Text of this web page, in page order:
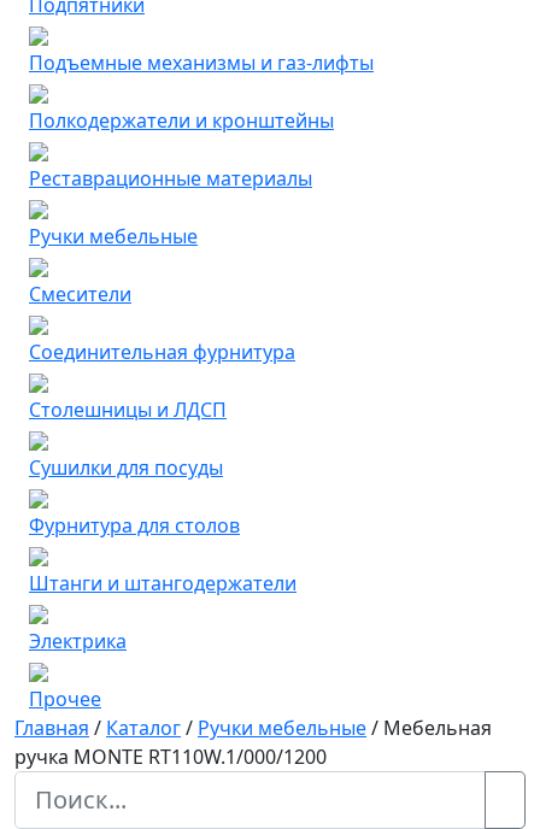
Подъемные механизмы и газ-лифты
Полкодержатели и кронштейны
Реставрационные материалы
Ручки мебельные
Смесители
Соединительная фурнитура
Столешницы и ЛДСП
Сушилки для посуды
Фурнитура для столов
Штанги и штангодержатели
Электрика
Прочее
Главная / Каталог/ Ручки мебельные/ Мебельная
ручка MONTE RT110W.1/000/1200